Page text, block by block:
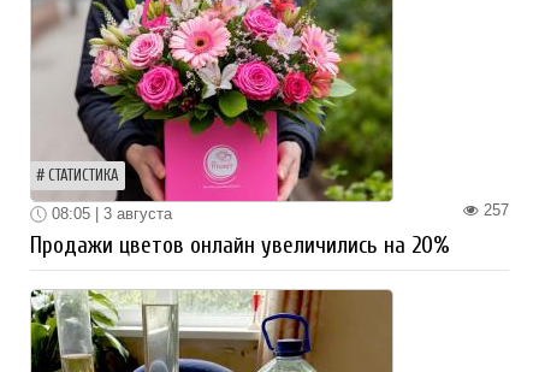
СТАТИСТИКА
257
08:05 | 3 августа
Продажи цветов онлайн увеличились на 20%